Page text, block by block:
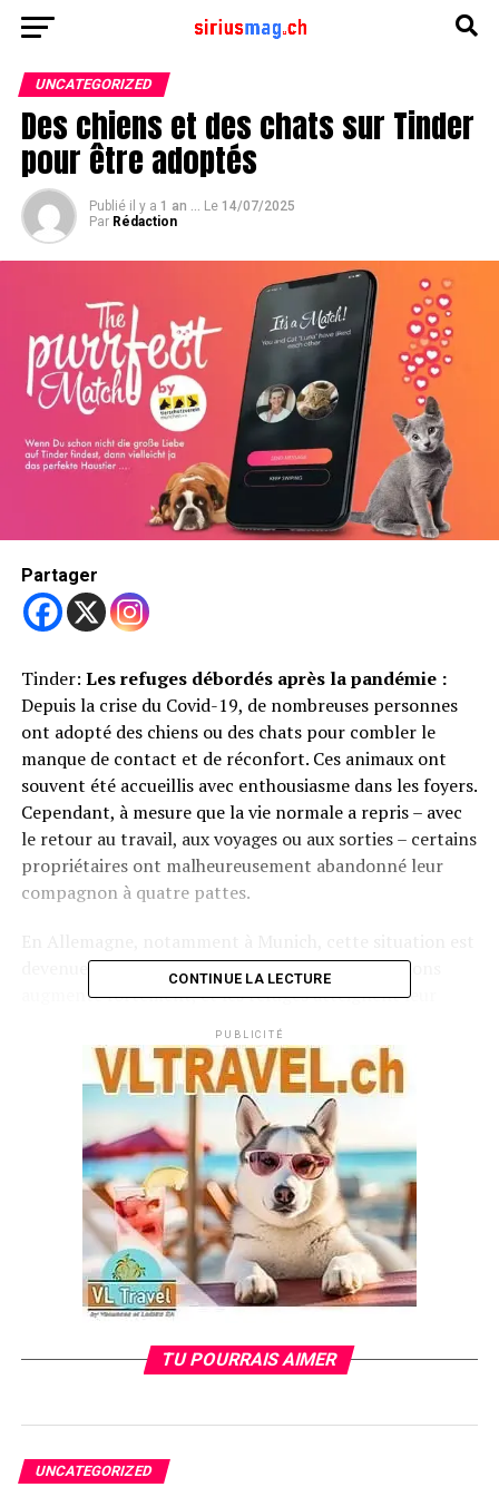
UNCATEGORIZED
Des chiens et des chats sur Tinder
pour être adoptés
Publié il y a 1 an ... Le 14/07/2025
Par Rédaction
Partager
Tinder: Les refuges débordés après la pandémie :
Depuis la crise du Covid-19, de nombreuses personnes
ont adopté des chiens ou des chats pour combler le
manque de contact et de réconfort. Ces animaux ont
souvent été accueillis avec enthousiasme dans les foyers.
Cependant, à mesure que la vie normale a repris – avec
le retour au travail, aux voyages ou aux sorties – certains
propriétaires ont malheureusement abandonné leur
compagnon à quatre pattes.
devenue critique. Chaque été, le nombre d’abandons
augmente fortement, et les refuges atteignent leur
seuls sur des aires d’autoroute, dans des parkings ou
encore dans des gares, laissés là par des familles partant
en vacances.
Une appli inspirée de Tinder pour relancer
l’adoption
Pour faire face à cette urgence et tenter de vider les
refuges, une idée innovante est née à Munich :utiliser
le concept de Tinder, célèbre application de
rencontres, pour aider à l’adoption de chiens et de
Match”, un jeu de mots sur “purr” (le ronronnement du
CONTINUE LA LECTURE
PUBLICITÉ
TU POURRAIS AIMER
UNCATEGORIZED